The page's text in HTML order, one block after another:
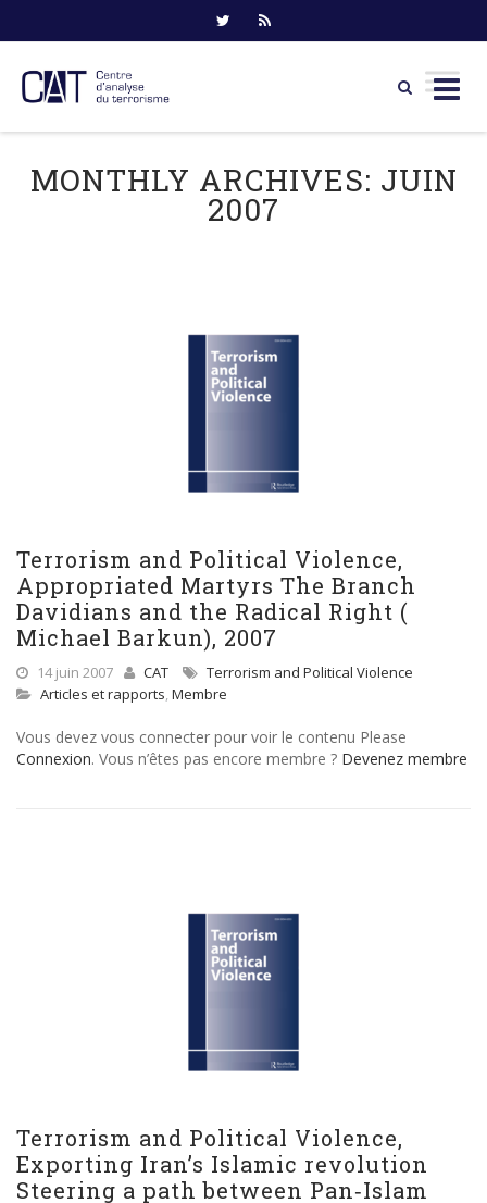
content
MONTHLY ARCHIVES: JUIN
2007
Terrorism and Political Violence,
Appropriated Martyrs The Branch
Davidians and the Radical Right (
Michael Barkun), 2007
14 juin 2007 CAT
Terrorism and Political Violence
Articles et rapports, Membre
Vous devez vous connecter pour voir le contenu Please
Connexion. Vous n’êtes pas encore membre ? Devenez membre
Terrorism and Political Violence,
Exporting Iran’s Islamic revolution
Steering a path between Pan‐Islam